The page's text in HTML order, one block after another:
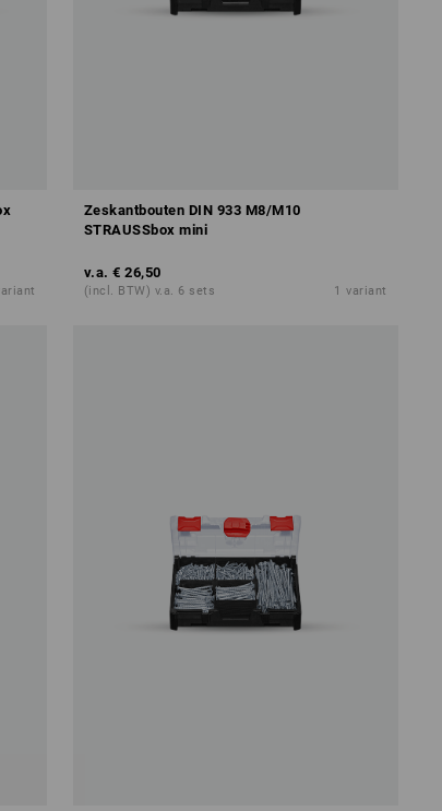
Zeskantbouten DIN 933 M8/M10
STRAUSSbox mini
v.a. € 26,50
(incl. BTW) v.a. 6 sets 1 variant